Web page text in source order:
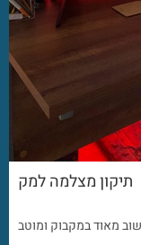
תיקון מצלמה למק